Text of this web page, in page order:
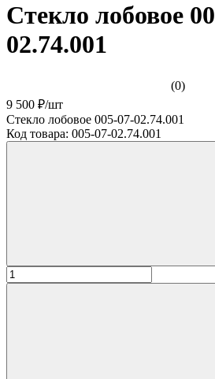
Стекло лобовое
02.74.001
(0)
9 500 ₽/шт
Стекло лобовое 005-07-02.74.001
Код товара: 005-07-02.74.001